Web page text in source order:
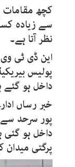
کچھ مقامات
سے زیادہ
نظر آتا ہے۔
این ڈی ٹی
پولیس
داخل ہو گئے
خبر رساں
پور سرحد
داخل ہو
پرگتی